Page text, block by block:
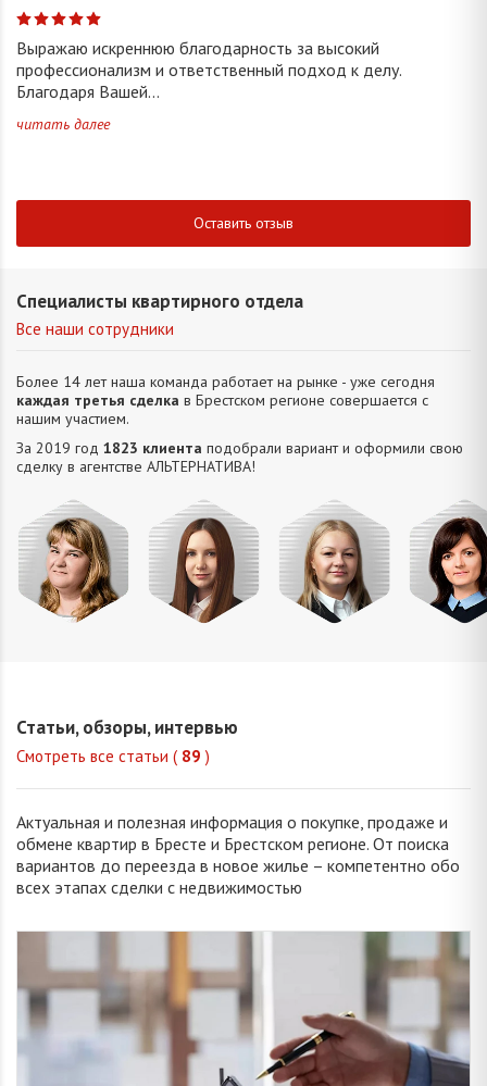
Выражаю искреннюю благодарность за высокий
профессионализм и ответственный подход к делу.
Благодаря Вашей...
читать далее
Оставить отзыв
Специалисты квартирного отдела
Все наши сотрудники
Более 14 лет наша команда работает на рынке - уже сегодня
каждая третья сделка в Брестском регионе совершается с
нашим участием.
За 2019 год 1823 клиента подобрали вариант и оформили свою
сделку в агентстве АЛЬТЕРНАТИВA!
Статьи, обзоры, интервью
Смотреть все статьи ( 89 )
Актуальная и полезная информация о покупке, продаже и
обмене квартир в Бресте и Брестском регионе. От поиска
вариантов до переезда в новое жилье – компетентно обо
всех этапах сделки с недвижимостью